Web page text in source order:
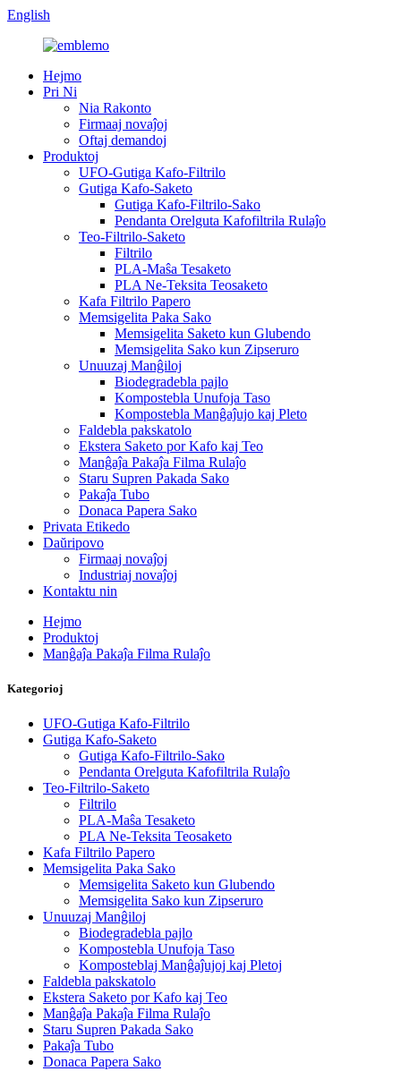
English
Hejmo
Pri Ni
Nia Rakonto
Firmaaj novaĵoj
Oftaj demandoj
Produktoj
UFO-Gutiga Kafo-Filtrilo
Gutiga Kafo-Saketo
Gutiga Kafo-Filtrilo-Sako
Pendanta Orelguta Kafofiltrila Rulaĵo
Teo-Filtrilo-Saketo
Filtrilo
PLA-Maŝa Tesaketo
PLA Ne-Teksita Teosaketo
Kafa Filtrilo Papero
Memsigelita Paka Sako
Memsigelita Saketo kun Glubendo
Memsigelita Sako kun Zipseruro
Unuuzaj Manĝiloj
Biodegradebla pajlo
Kompostebla Unufoja Taso
Kompostebla Manĝaĵujo kaj Pleto
Faldebla pakskatolo
Ekstera Saketo por Kafo kaj Teo
Manĝaĵa Pakaĵa Filma Rulaĵo
Staru Supren Pakada Sako
Pakaĵa Tubo
Donaca Papera Sako
Privata Etikedo
Daŭripovo
Firmaaj novaĵoj
Industriaj novaĵoj
Kontaktu nin
Hejmo
Produktoj
Manĝaĵa Pakaĵa Filma Rulaĵo
Kategorioj
UFO-Gutiga Kafo-Filtrilo
Gutiga Kafo-Saketo
Gutiga Kafo-Filtrilo-Sako
Pendanta Orelguta Kafofiltrila Rulaĵo
Teo-Filtrilo-Saketo
Filtrilo
PLA-Maŝa Tesaketo
PLA Ne-Teksita Teosaketo
Kafa Filtrilo Papero
Memsigelita Paka Sako
Memsigelita Saketo kun Glubendo
Memsigelita Sako kun Zipseruro
Unuuzaj Manĝiloj
Biodegradebla pajlo
Kompostebla Unufoja Taso
Komposteblaj Manĝaĵujoj kaj Pletoj
Faldebla pakskatolo
Ekstera Saketo por Kafo kaj Teo
Manĝaĵa Pakaĵa Filma Rulaĵo
Staru Supren Pakada Sako
Pakaĵa Tubo
Donaca Papera Sako